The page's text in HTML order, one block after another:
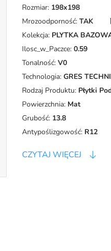
Rozmiar: 198x198
Mrozoodporność: TAK
Kolekcja: PLYTKA
Ilosc_w_Paczce: 0.59
Tonalność: V0
Technologia: GRES
Rodzaj Produktu: Płytki
Powierzchnia: Mat
Grubość: 13.8
Antypoślizgowość: R12
CZYTAJ WIĘCEJ